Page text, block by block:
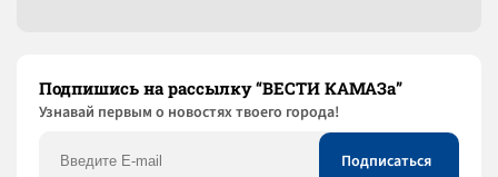
Подпишись на рассылку “ВЕСТИ КАМАЗа”
Узнaвай первым о новостях твоего города!